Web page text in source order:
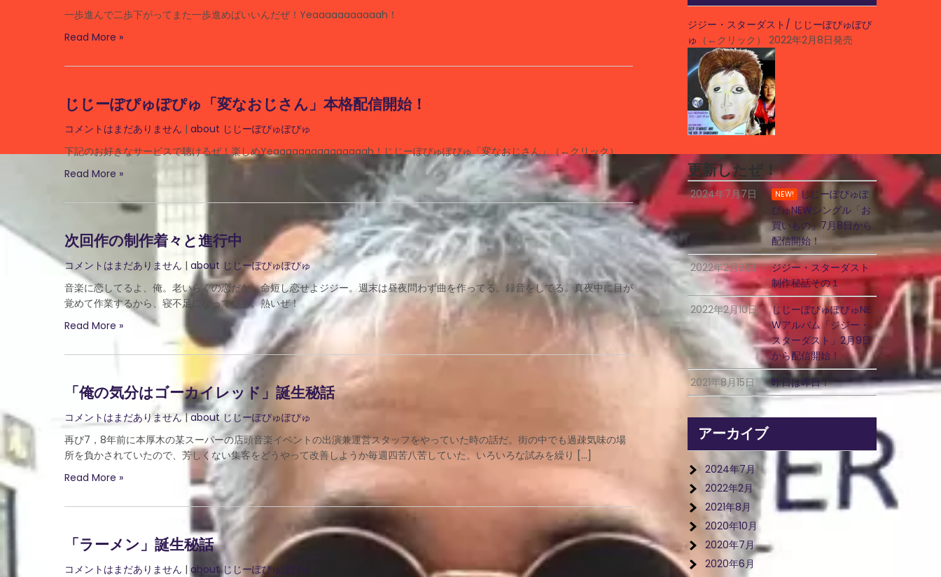
一歩進んで二歩下がってまた一歩進めばいいんだぜ！Yeaaaaaaaaaaah！
Read More »
じじーぽぴゅぽぴゅ「変なおじさん」本格配信開始！
コメントはまだありません | about じじーぽぴゅぽぴゅ
下記のお好きなサービスで聴けるぜ！楽しめYeaaaaaaaaaaaaaaah！じじーぽぴゅぽぴゅ「変なおじさん」（←クリック）
Read More »
次回作の制作着々と進行中
コメントはまだありません | about じじーぽぴゅぽぴゅ
音楽に恋してるよ、俺。老いらくの恋だな。命短し恋せよジジー。週末は昼夜問わず曲を作ってる。録音をしてる。真夜中に目が
覚めて作業するから、寝不足になっている。熱いぜ！
Read More »
「俺の気分はゴーカイレッド」誕生秘話
コメントはまだありません |about じじーぽぴゅぽぴゅ
再び7，8年前に本厚木の某スーパーの店頭音楽イベントの出演兼運営スタッフをやっていた時の話だ。街の中でも過疎気味の場
所を負かされていたので、芳しくない集客をどうやって改善しようか毎週四苦八苦していた。いろいろな試みを繰り […]
Read More »
「ラーメン」誕生秘話
コメントはまだありません | about じじーぽぴゅぽぴゅ
ジジー・スターダスト/ じじーぽぴゅぽぴ
ゅ （←クリック） 2022年2月8日発売
更新したぜ！
2024年7月7日 NEW! じじーぽぴゅぽ
ぴゅNEWシングル「お
買いもの」7月8日から
配信開始！
2022年2月21日
ジジー・スターダスト
制作秘話その１
2022年2月10日
じじーぽぴゅぽぴゅNE
Wアルバム「ジジー・
スターダスト」2月9日
から配信開始！
2021年8月15日
昨日は昨日！
アーカイブ
2024年7月
2022年2月
2021年8月
2020年10月
2020年7月
2020年6月